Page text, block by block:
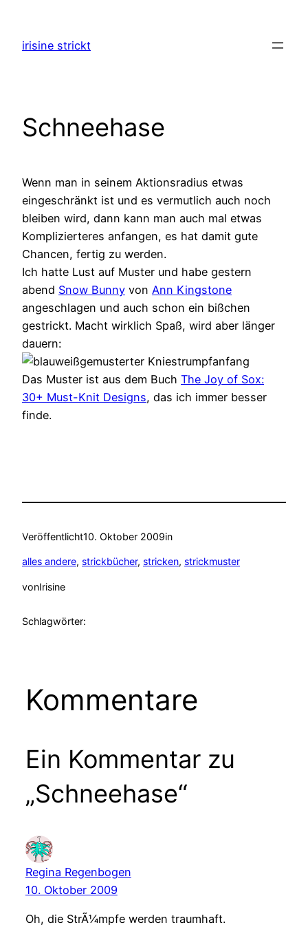
springen
irisine strickt
Schneehase
Wenn man in seinem Aktionsradius etwas
eingeschränkt ist und es vermutlich auch noch
bleiben wird, dann kann man auch mal etwas
Komplizierteres anfangen, es hat damit gute
Chancen, fertig zu werden.
Ich hatte Lust auf Muster und habe gestern
abend Snow Bunny von Ann Kingstone
angeschlagen und auch schon ein bißchen
gestrickt. Macht wirklich Spaß, wird aber länger
dauern:
Das Muster ist aus dem Buch The Joy of Sox:
30+ Must-Knit Designs, das ich immer besser
finde.
Veröffentlicht10. Oktober 2009in
alles andere, strickbücher, stricken, strickmuster
vonIrisine
Schlagwörter:
Kommentare
Ein Kommentar zu
„Schneehase“
Regina Regenbogen
10. Oktober 2009
Oh, die StrÃ¼mpfe werden traumhaft.